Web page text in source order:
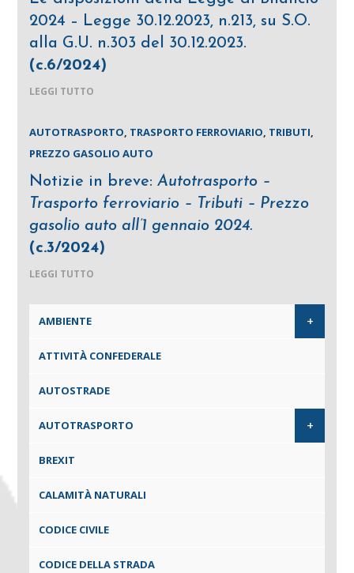
2024 – Legge 30.12.2023, n.213, su S.O.
alla G.U. n.303 del 30.12.2023.
(c.6/2024)
LEGGI TUTTO
AUTOTRASPORTO, TRASPORTO FERROVIARIO, TRIBUTI,
PREZZO GASOLIO AUTO
Notizie in breve:Autotrasporto –
Trasporto ferroviario – Tributi – Prezzo
gasolio auto all’1 gennaio 2024.
(c.3/2024)
LEGGI TUTTO
AMBIENTE +
ATTIVITÀ CONFEDERALE
AUTOSTRADE
AUTOTRASPORTO +
BREXIT
CALAMITÀ NATURALI
CODICE CIVILE
CODICE DELLA STRADA